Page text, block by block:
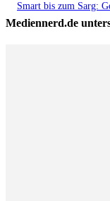
Smart bis zum Sarg:
Mediennerd.de